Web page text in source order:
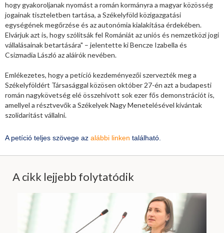
hogy gyakoroljanak nyomást a román kormányra a magyar közösség
jogainak tiszteletben tartása, a Székelyföld közigazgatási
egységének megőrzése és az autonómia kialakítása érdekében.
Elvárjuk azt is, hogy szólítsák fel Romániát az uniós és nemzetközi jogi
vállalásainak betartására" – jelentette ki Bencze Izabella és
Csizmadia László az aláírók nevében.
Emlékezetes, hogy a petíció kezdeményezői szervezték meg a
Székelyföldért Társasággal közösen október 27-én azt a budapesti
román nagykövetség elé összehívott sok ezer fős demonstrációt is,
amellyel a résztvevők a Székelyek Nagy Menetelésével kívántak
szolidaritást vállalni.
A petíció teljes szövege az alábbi linken található.
A cikk lejjebb folytatódik